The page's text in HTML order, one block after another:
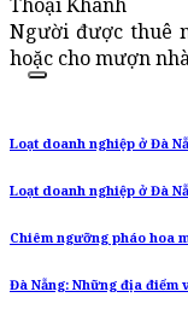
Người được thuê
hoặc cho mượn
Loạt doanh nghiệp ở Đà
Loạt doanh nghiệp ở Đà
Chiêm ngưỡng pháo hoa
Đà Nẵng: Những địa điểm